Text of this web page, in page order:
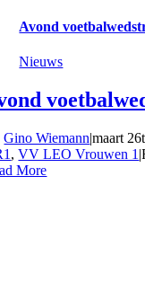
Avond
Nieuws
Gino Wiemann|maart
,VV LEO Vrouwen 1 |
More